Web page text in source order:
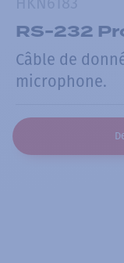
RS-232
Câble de
microphone.